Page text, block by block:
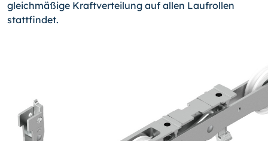
gleichmäßige Kraftverteilung auf allen Laufrollen
stattfindet.